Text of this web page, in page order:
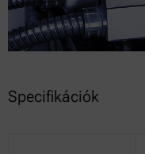
Specifikációk